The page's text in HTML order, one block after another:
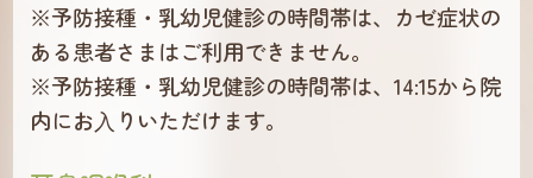
※予防接種・乳幼児健診の時間帯は、カゼ症状の
ある患者さまはご利用できません。
※予防接種・乳幼児健診の時間帯は、14:15から院
内にお⼊りいただけます。